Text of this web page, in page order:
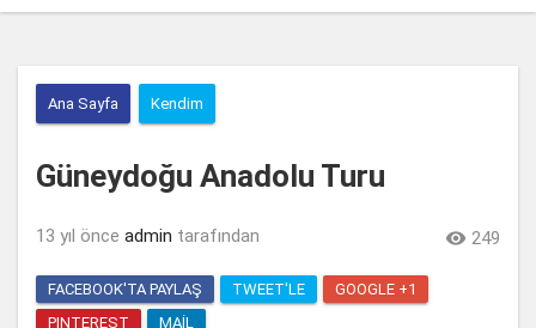
Ana Sayfa Kendim
Güneydoğu Anadolu Turu
13 yıl önce admin tarafından  249
FACEBOOK'TA PAYLAŞ TWEET'LE
GOOGLE +1
PINTEREST
MAIL